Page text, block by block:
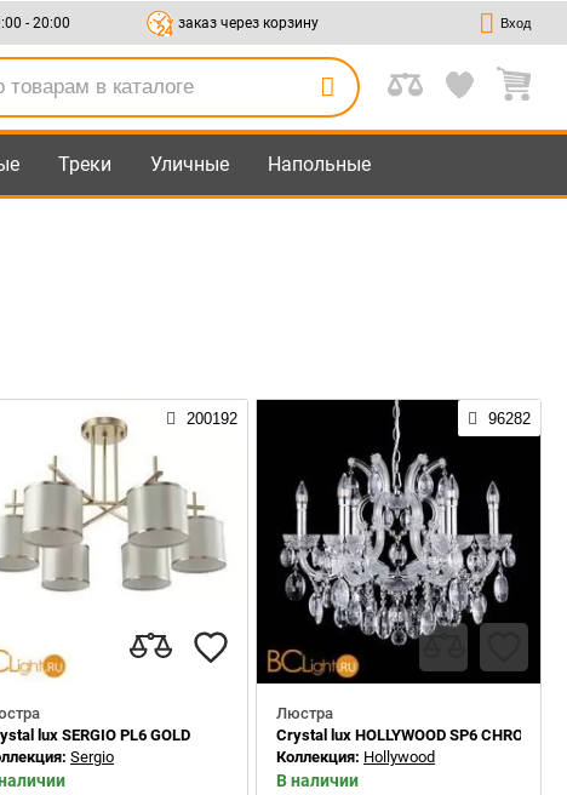
- 20:00 заказ через корзину Вход
Треки Уличные Напольные
200192
lux SERGIO PL6 GOLD
Sergio
96282
Люстра
Crystal lux HOLLYWOOD SP6 CHROME
Коллекция: Hollywood
В наличии